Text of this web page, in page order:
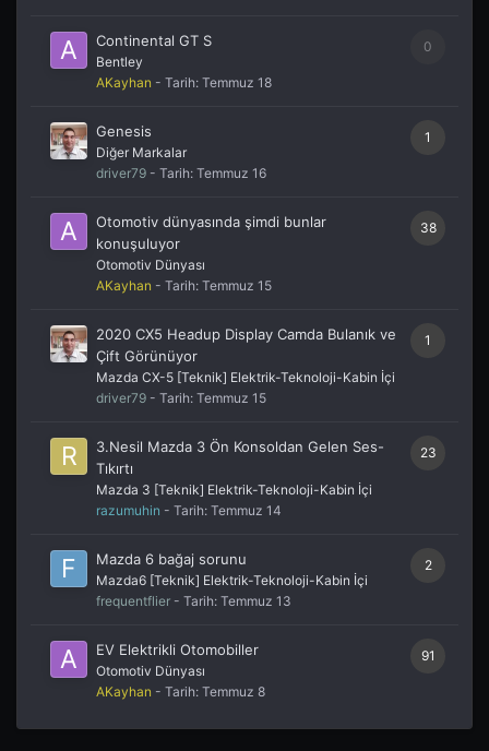
0
Continental GT S
Bentley
AKayhan - Tarih: Temmuz 18
1
Genesis
Diğer Markalar
driver79 - Tarih: Temmuz 16
38
Otomotiv dünyasında şimdi bunlar
konuşuluyor
Otomotiv Dünyası
AKayhan - Tarih: Temmuz 15
1
2020 CX5 Headup Display Camda Bulanık ve
Çift Görünüyor
Mazda CX-5 [Teknik] Elektrik-Teknoloji-Kabin İçi
driver79 - Tarih: Temmuz 15
23
3.Nesil Mazda 3 Ön Konsoldan Gelen Ses-
Tıkırtı
Mazda 3 [Teknik] Elektrik-Teknoloji-Kabin İçi
razumuhin - Tarih: Temmuz 14
2
Mazda 6 bağaj sorunu
Mazda6 [Teknik] Elektrik-Teknoloji-Kabin İçi
frequentflier - Tarih: Temmuz 13
91
EV Elektrikli Otomobiller
Otomotiv Dünyası
AKayhan - Tarih: Temmuz 8